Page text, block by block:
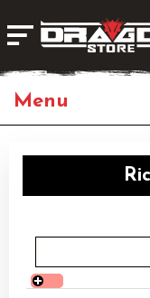
Giochi di Ruolo
Librigame
Editoria